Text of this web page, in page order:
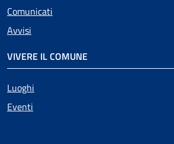
Comunicati
Avvisi
VIVERE IL COMUNE
Luoghi
Eventi